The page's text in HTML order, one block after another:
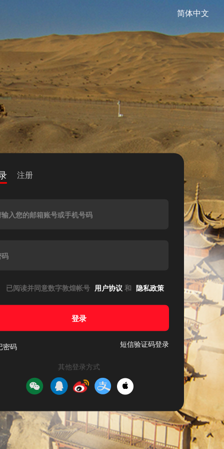
简体中文
注册
入您的邮箱账号或手机号码
已阅读并同意数字敦煌帐号 用户协议 和 隐私政策
登录
密码 短信验证码登录
其他登录方式